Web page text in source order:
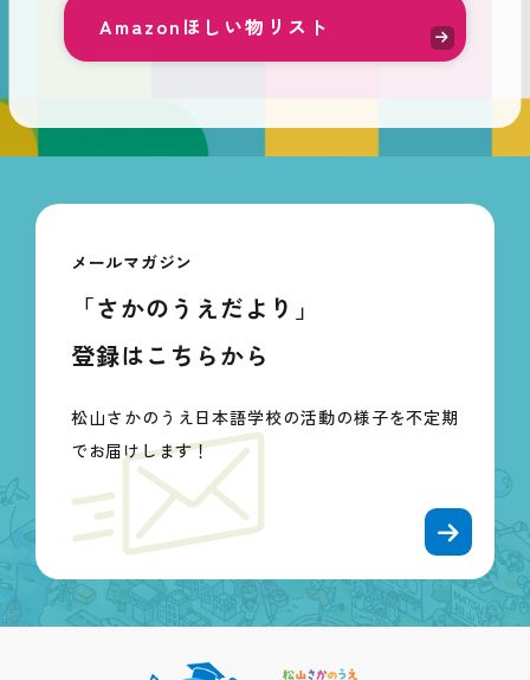
Amazonほしい物リスト
メールマガジン
「さかのうえだより」
登録はこちらから
松山さかのうえ日本語学校の活動の様子を不定期
でお届けします！